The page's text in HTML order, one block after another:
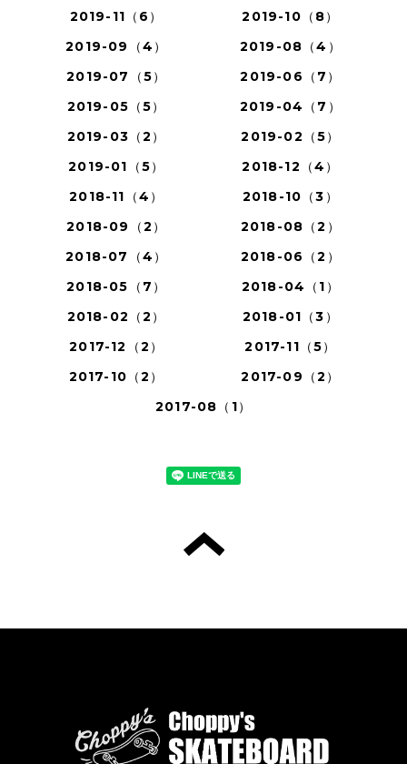
2019-11（6）
2019-10（8）
2019-09（4）
2019-08（4）
2019-07（5）
2019-06（7）
2019-05（5）
2019-04（7）
2019-03（2）
2019-02（5）
2019-01（5）
2018-12（4）
2018-11（4）
2018-10（3）
2018-09（2）
2018-08（2）
2018-07（4）
2018-06（2）
2018-05（7）
2018-04（1）
2018-02（2）
2018-01（3）
2017-12（2）
2017-11（5）
2017-10（2）
2017-09（2）
2017-08（1）